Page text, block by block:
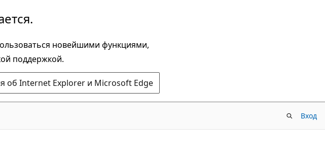
новейшими функциями,
поддержкой.
об Internet Explorer и Microsoft Edge
Вход